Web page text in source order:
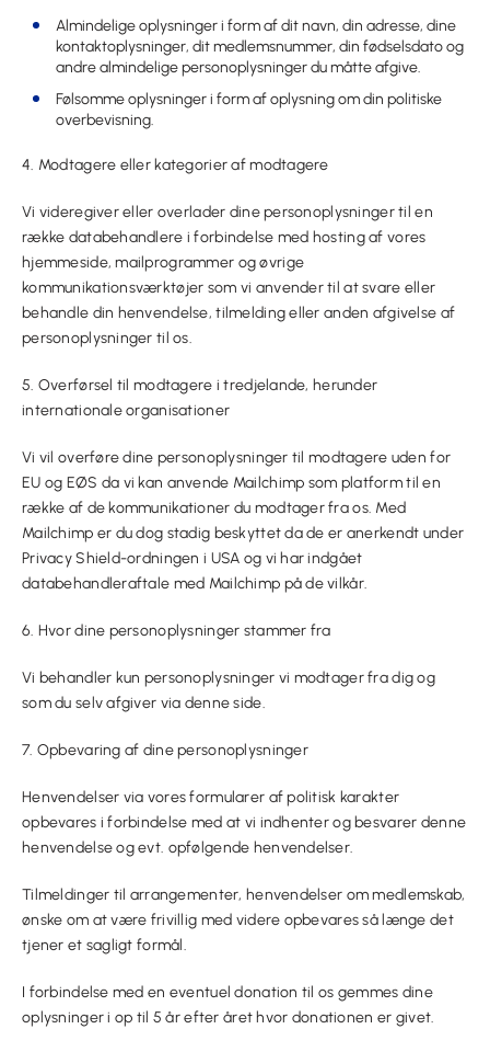
Almindelige oplysninger i form af dit navn, din adresse, dine
kontaktoplysninger, dit medlemsnummer, din fødselsdato og
andre almindelige personoplysninger du måtte afgive.
Følsomme oplysninger i form af oplysning om din politiske
overbevisning.
4. Modtagere eller kategorier af modtagere
Vi videregiver eller overlader dine personoplysninger til en
række databehandlere i forbindelse med hosting af vores
hjemmeside, mailprogrammer og øvrige
kommunikationsværktøjer som vi anvender til at svare eller
behandle din henvendelse, tilmelding eller anden afgivelse af
personoplysninger til os.
5. Overførsel til modtagere i tredjelande, herunder
internationale organisationer
Vi vil overføre dine personoplysninger til modtagere uden for
EU og EØS da vi kan anvende Mailchimp som platform til en
række af de kommunikationer du modtager fra os. Med
Mailchimp er du dog stadig beskyttet da de er anerkendt under
Privacy Shield-ordningen i USA og vi har indgået
databehandleraftale med Mailchimp på de vilkår.
6. Hvor dine personoplysninger stammer fra
Vi behandler kun personoplysninger vi modtager fra dig og
som du selv afgiver via denne side.
7. Opbevaring af dine personoplysninger
Henvendelser via vores formularer af politisk karakter
opbevares i forbindelse med at vi indhenter og besvarer denne
henvendelse og evt. opfølgende henvendelser.
Tilmeldinger til arrangementer, henvendelser om medlemskab,
ønske om at være frivillig med videre opbevares så længe det
tjener et sagligt formål.
I forbindelse med en eventuel donation til os gemmes dine
oplysninger i op til 5 år efter året hvor donationen er givet.